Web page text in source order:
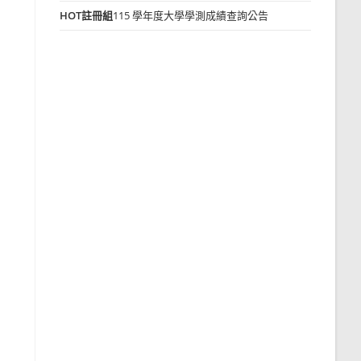
HOT註冊組115 學年度大學學測成績查詢公告